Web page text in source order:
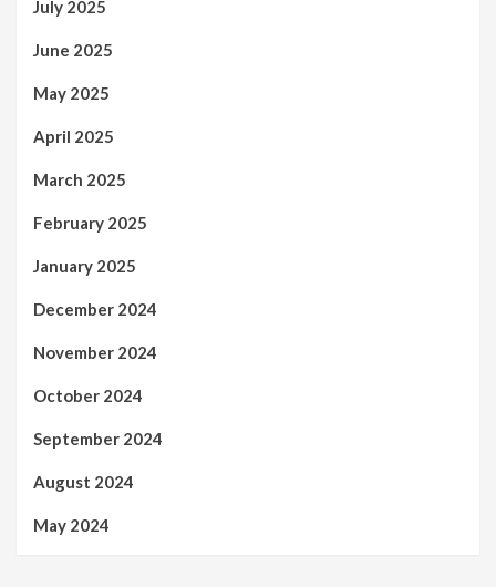
July 2025
June 2025
May 2025
April 2025
March 2025
February 2025
January 2025
December 2024
November 2024
October 2024
September 2024
August 2024
May 2024